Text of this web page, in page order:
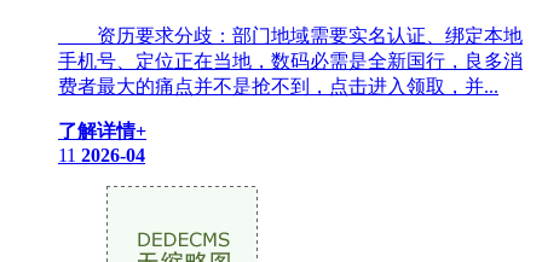
资历要求分歧：部门地域需要实名认证、绑定本地
手机号、定位正在当地，数码必需是全新国行，良多消
费者最大的痛点并不是抢不到，点击进入领取，并...
了解详情+
11 2026-04